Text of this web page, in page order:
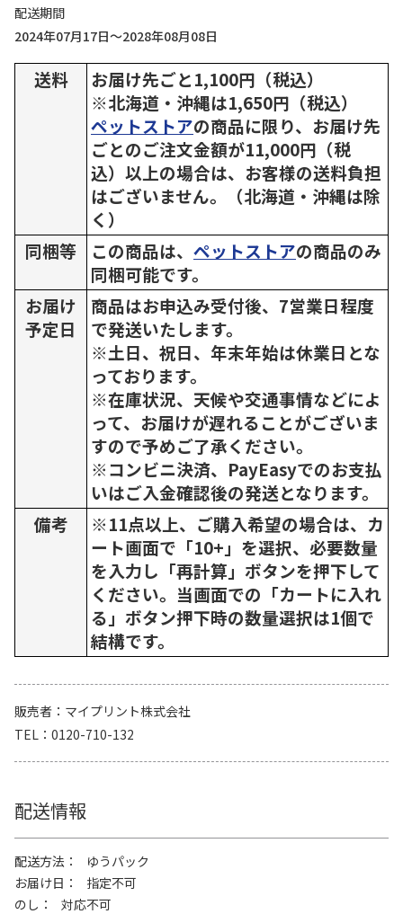
配送期間
2024年07月17日～2028年08月08日
送料
お届け先ごと1,100円（税込）
※北海道・沖縄は1,650円（税込）
ペットストアの商品に限り、お届け先
ごとのご注文金額が11,000円（税
込）以上の場合は、お客様の送料負担
はございません。（北海道・沖縄は除
く）
同梱等
この商品は、 ペットストアの商品のみ
同梱可能です。
お届け
予定日
商品はお申込み受付後、7営業日程度
で発送いたします。
※土日、祝日、年末年始は休業日とな
っております。
※在庫状況、天候や交通事情などによ
って、お届けが遅れることがございま
すので予めご了承ください。
※コンビニ決済、PayEasyでのお支払
いはご入金確認後の発送となります。
備考
※11点以上、ご購入希望の場合は、カ
ート画面で「10+」を選択、必要数量
を入力し「再計算」ボタンを押下して
ください。当画面での「カートに入れ
る」ボタン押下時の数量選択は1個で
結構です。
販売者
マイプリント株式会社
TEL
0120-710-132
配送情報
配送方法
ゆうパック
お届け日
指定不可
のし
対応不可